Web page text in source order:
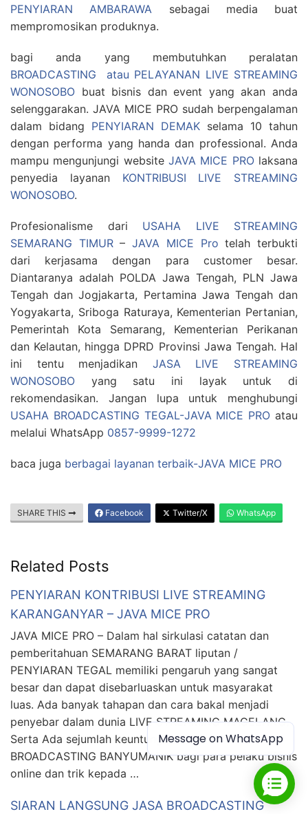
PENYIARAN AMBARAWA sebagai media buat
mempromosikan produknya.
bagi anda yang membutuhkan peralatan
BROADCASTING atau PELAYANAN LIVE STREAMING
WONOSOBO buat bisnis dan event yang akan anda
selenggarakan. JAVA MICE PRO sudah berpengalaman
dalam bidang PENYIARAN DEMAK selama 10 tahun
dengan performa yang handa dan professional. Anda
mampu mengunjungi website JAVA MICE PROlaksana
penyedia layanan KONTRIBUSI LIVE STREAMING
WONOSOBO.
Profesionalisme dari USAHA LIVE STREAMING
SEMARANG TIMUR–JAVA MICE Pro telah terbukti
dari kerjasama dengan para customer besar.
Diantaranya adalah POLDA Jawa Tengah, PLN Jawa
Tengah dan Jogjakarta, Pertamina Jawa Tengah dan
Yogyakarta, Sriboga Raturaya, Kementerian Pertanian,
Pemerintah Kota Semarang, Kementerian Perikanan
dan Kelautan, hingga DPRD Provinsi Jawa Tengah. Hal
ini tentu menjadikan JASA LIVE STREAMING
WONOSOBO yang satu ini layak untuk di
rekomendasikan. Jangan lupa untuk menghubungi
USAHA BROADCASTING TEGAL-JAVA MICE PRO atau
melalui WhatsApp 0857-9999-1272
baca juga berbagai layanan terbaik-JAVA MICE PRO
SHARE THIS Facebook Twitter/X WhatsApp
Related Posts
PENYIARAN KONTRIBUSI LIVE STREAMING
KARANGANYAR – JAVA MICE PRO
JAVA MICE PRO – Dalam hal sirkulasi catatan dan
pemberitahuan SEMARANG BARAT liputan /
PENYIARAN TEGAL memiliki pengaruh yang sangat
besar dan dapat disebarluaskan untuk masyarakat
luas. Ada banyak tahapan dan cara bakal menjadi
penyebar dalam dunia LIVE STREAMING MAGELANG.
Serta Ada sejumlah keuntungan dalam
BROADCASTING BANYUMANIK bagi para pelaku bisnis
online dan trik kepada …
SIARAN LANGSUNG JASA BROADCASTING
Message on WhatsApp